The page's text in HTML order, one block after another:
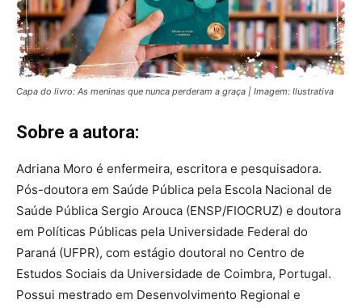
Capa do livro: As meninas que nunca perderam a graça | Imagem: Ilustrativa
Sobre a autora:
Adriana Moro é enfermeira, escritora e pesquisadora.
Pós-doutora em Saúde Pública pela Escola Nacional de
Saúde Pública Sergio Arouca (ENSP/FIOCRUZ) e doutora
em Políticas Públicas pela Universidade Federal do
Paraná (UFPR), com estágio doutoral no Centro de
Estudos Sociais da Universidade de Coimbra, Portugal.
Possui mestrado em Desenvolvimento Regional e